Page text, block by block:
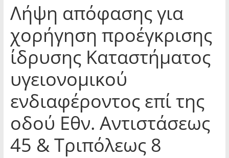
Λήψη απόφασης για
χορήγηση προέγκρισης
ίδρυσης Καταστήματος
υγειονομικού
ενδιαφέροντος επί της
οδού Εθν. Αντιστάσεως
45 & Τριπόλεως 8